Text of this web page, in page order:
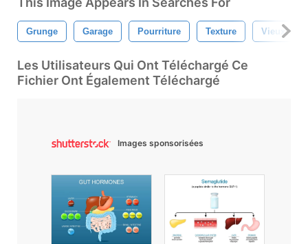
Grunge Garage Pourriture Texture Vieux
Les Utilisateurs Qui Ont Téléchargé Ce
Fichier Ont Également Téléchargé
Images sponsorisées